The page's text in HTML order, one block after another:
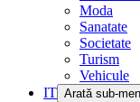
Moda
Sanatate
Societate
Turism
Vehicule
IT Arată sub-